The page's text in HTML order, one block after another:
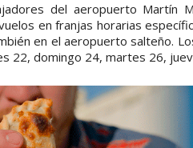
del aeropuerto Martín
en franjas horarias
en el aeropuerto salteño.
22, domingo 24, martes 26,